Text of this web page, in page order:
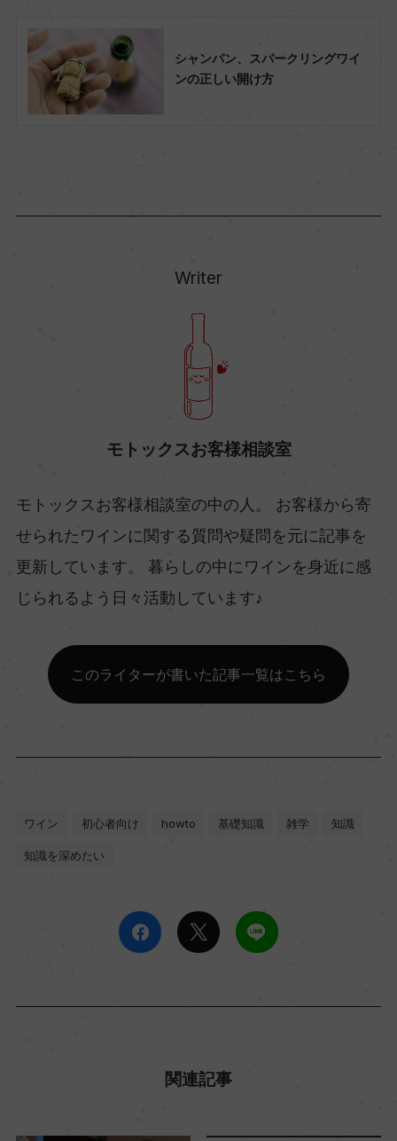
シャンパン、スパークリングワイ
ンの正しい開け方
Writer
モトックスお客様相談室
モトックスお客様相談室の中の人。 お客様から寄
せられたワインに関する質問や疑問を元に記事を
更新しています。 暮らしの中にワインを身近に感
じられるよう日々活動しています♪
このライターが書いた記事一覧はこちら
ワイン 初心者向け howto 基礎知識 雑学 知識
知識を深めたい
関連記事